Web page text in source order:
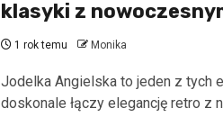
klasyki z
1 rok temu Monika
Jodelka Angielska to jeden z tych
doskonale łączy elegancję retro z